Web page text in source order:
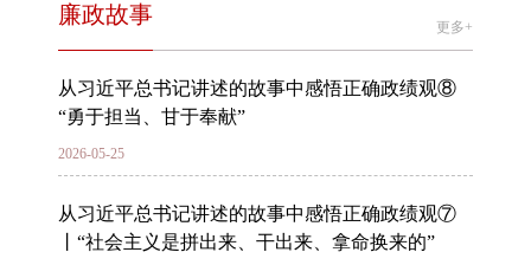
廉政故事 更多+
从习近平总书记讲述的故事中感悟正确政绩观⑧
“勇于担当、甘于奉献”
2026-05-25
从习近平总书记讲述的故事中感悟正确政绩观⑦
丨“社会主义是拼出来、干出来、拿命换来的”